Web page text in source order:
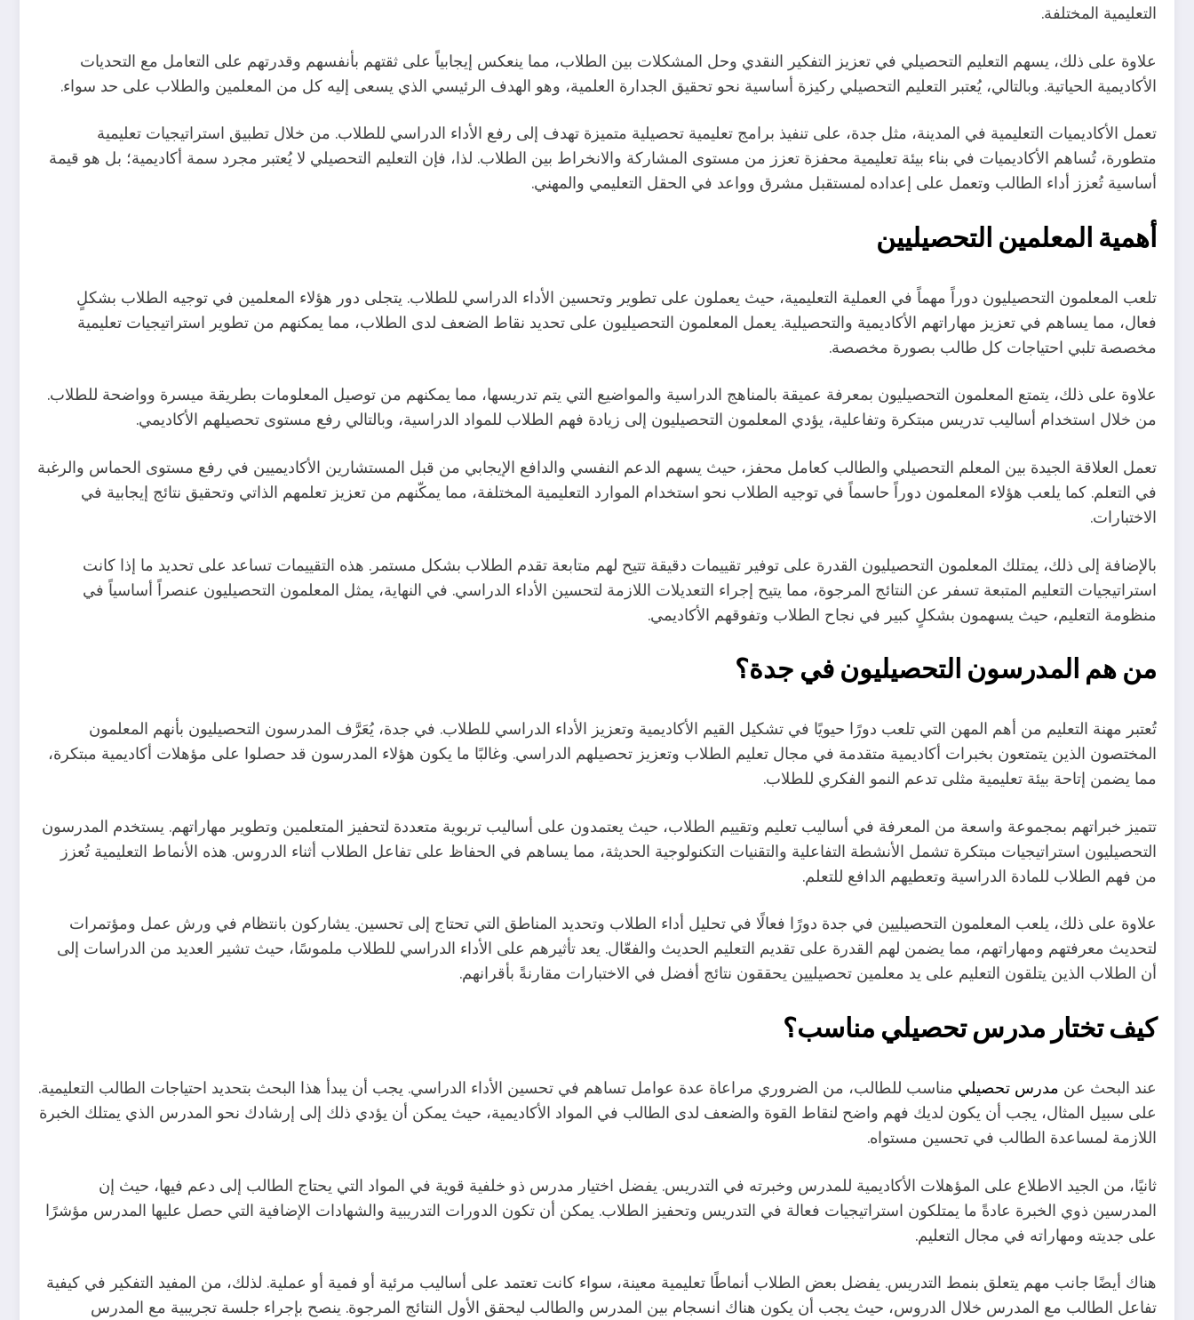
التعليمية المختلفة.
علاوة على ذلك، يسهم التعليم التحصيلي في تعزيز التفكير النقدي وحل المشكلات بين الطلاب، مما ينعكس إيجابياً على ثقتهم بأنفسهم وقدرتهم على التعامل مع التحديات
الأكاديمية الحياتية. وبالتالي، يُعتبر التعليم التحصيلي ركيزة أساسية نحو تحقيق الجدارة العلمية، وهو الهدف الرئيسي الذي يسعى إليه كل من المعلمين والطلاب على حد سواء.
تعمل الأكاديميات التعليمية في المدينة، مثل جدة، على تنفيذ برامج تعليمية تحصيلية متميزة تهدف إلى رفع الأداء الدراسي للطلاب. من خلال تطبيق استراتيجيات تعليمية
متطورة، تُساهم الأكاديميات في بناء بيئة تعليمية محفزة تعزز من مستوى المشاركة والانخراط بين الطلاب. لذا، فإن التعليم التحصيلي لا يُعتبر مجرد سمة أكاديمية؛ بل هو قيمة
أساسية تُعزز أداء الطالب وتعمل على إعداده لمستقبل مشرق وواعد في الحقل التعليمي والمهني.
أهمية المعلمين التحصيليين
تلعب المعلمون التحصيليون دوراً مهماً في العملية التعليمية، حيث يعملون على تطوير وتحسين الأداء الدراسي للطلاب. يتجلى دور هؤلاء المعلمين في توجيه الطلاب بشكلٍ
فعال، مما يساهم في تعزيز مهاراتهم الأكاديمية والتحصيلية. يعمل المعلمون التحصيليون على تحديد نقاط الضعف لدى الطلاب، مما يمكنهم من تطوير استراتيجيات تعليمية
مخصصة تلبي احتياجات كل طالب بصورة مخصصة.
علاوة على ذلك، يتمتع المعلمون التحصيليون بمعرفة عميقة بالمناهج الدراسية والمواضيع التي يتم تدريسها، مما يمكنهم من توصيل المعلومات بطريقة ميسرة وواضحة للطلاب.
من خلال استخدام أساليب تدريس مبتكرة وتفاعلية، يؤدي المعلمون التحصيليون إلى زيادة فهم الطلاب للمواد الدراسية، وبالتالي رفع مستوى تحصيلهم الأكاديمي.
تعمل العلاقة الجيدة بين المعلم التحصيلي والطالب كعامل محفز، حيث يسهم الدعم النفسي والدافع الإيجابي من قبل المستشارين الأكاديميين في رفع مستوى الحماس والرغبة
في التعلم. كما يلعب هؤلاء المعلمون دوراً حاسماً في توجيه الطلاب نحو استخدام الموارد التعليمية المختلفة، مما يمكّنهم من تعزيز تعلمهم الذاتي وتحقيق نتائج إيجابية في
الاختبارات.
بالإضافة إلى ذلك، يمتلك المعلمون التحصيليون القدرة على توفير تقييمات دقيقة تتيح لهم متابعة تقدم الطلاب بشكل مستمر. هذه التقييمات تساعد على تحديد ما إذا كانت
استراتيجيات التعليم المتبعة تسفر عن النتائج المرجوة، مما يتيح إجراء التعديلات اللازمة لتحسين الأداء الدراسي. في النهاية، يمثل المعلمون التحصيليون عنصراً أساسياً في
منظومة التعليم، حيث يسهمون بشكلٍ كبير في نجاح الطلاب وتفوقهم الأكاديمي.
من هم المدرسون التحصيليون في جدة؟
تُعتبر مهنة التعليم من أهم المهن التي تلعب دورًا حيويًا في تشكيل القيم الأكاديمية وتعزيز الأداء الدراسي للطلاب. في جدة، يُعَرَّف المدرسون التحصيليون بأنهم المعلمون
المختصون الذين يتمتعون بخبرات أكاديمية متقدمة في مجال تعليم الطلاب وتعزيز تحصيلهم الدراسي. وغالبًا ما يكون هؤلاء المدرسون قد حصلوا على مؤهلات أكاديمية مبتكرة،
مما يضمن إتاحة بيئة تعليمية مثلى تدعم النمو الفكري للطلاب.
تتميز خبراتهم بمجموعة واسعة من المعرفة في أساليب تعليم وتقييم الطلاب، حيث يعتمدون على أساليب تربوية متعددة لتحفيز المتعلمين وتطوير مهاراتهم. يستخدم المدرسون
التحصيليون استراتيجيات مبتكرة تشمل الأنشطة التفاعلية والتقنيات التكنولوجية الحديثة، مما يساهم في الحفاظ على تفاعل الطلاب أثناء الدروس. هذه الأنماط التعليمية تُعزز
من فهم الطلاب للمادة الدراسية وتعطيهم الدافع للتعلم.
علاوة على ذلك، يلعب المعلمون التحصيليين في جدة دورًا فعالًا في تحليل أداء الطلاب وتحديد المناطق التي تحتاج إلى تحسين. يشاركون بانتظام في ورش عمل ومؤتمرات
لتحديث معرفتهم ومهاراتهم، مما يضمن لهم القدرة على تقديم التعليم الحديث والفعّال. يعد تأثيرهم على الأداء الدراسي للطلاب ملموسًا، حيث تشير العديد من الدراسات إلى
أن الطلاب الذين يتلقون التعليم على يد معلمين تحصيليين يحققون نتائج أفضل في الاختبارات مقارنةً بأقرانهم.
كيف تختار مدرس تحصيلي مناسب؟
عند البحث عن مدرس تحصيلي مناسب للطالب، من الضروري مراعاة عدة عوامل تساهم في تحسين الأداء الدراسي. يجب أن يبدأ هذا البحث بتحديد احتياجات الطالب التعليمية.
على سبيل المثال، يجب أن يكون لديك فهم واضح لنقاط القوة والضعف لدى الطالب في المواد الأكاديمية، حيث يمكن أن يؤدي ذلك إلى إرشادك نحو المدرس الذي يمتلك الخبرة
اللازمة لمساعدة الطالب في تحسين مستواه.
ثانيًا، من الجيد الاطلاع على المؤهلات الأكاديمية للمدرس وخبرته في التدريس. يفضل اختيار مدرس ذو خلفية قوية في المواد التي يحتاج الطالب إلى دعم فيها، حيث إن
المدرسين ذوي الخبرة عادةً ما يمتلكون استراتيجيات فعالة في التدريس وتحفيز الطلاب. يمكن أن تكون الدورات التدريبية والشهادات الإضافية التي حصل عليها المدرس مؤشرًا
على جديته ومهاراته في مجال التعليم.
هناك أيضًا جانب مهم يتعلق بنمط التدريس. يفضل بعض الطلاب أنماطًا تعليمية معينة، سواء كانت تعتمد على أساليب مرئية أو فمية أو عملية. لذلك، من المفيد التفكير في كيفية
تفاعل الطالب مع المدرس خلال الدروس، حيث يجب أن يكون هناك انسجام بين المدرس والطالب ليحقق الأول النتائج المرجوة. ينصح بإجراء جلسة تجريبية مع المدرس